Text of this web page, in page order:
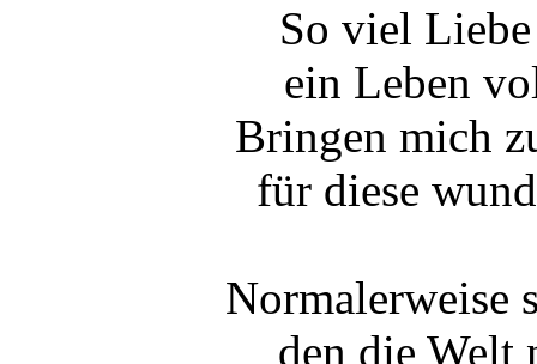
So viel
ein Leben
Bringen mich
für diese
Normalerweise
den die Welt